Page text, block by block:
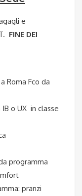
e
FINE DEI
Roma Fco da
o UX in classe
programma
pranzi